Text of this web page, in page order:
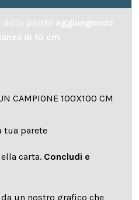
parete aggiungendo
di 10 cm
CAMPIONE 100X100 CM
tua parete
carta. Concludi e
un nostro grafico che